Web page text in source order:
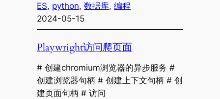
ES, python, 数据库, 编程
2024-05-15
Playwright访问爬页面
# 创建chromium浏览器的异步服务 #
创建浏览器句柄 # 创建上下文句柄 # 创
建页面句柄 # 访问